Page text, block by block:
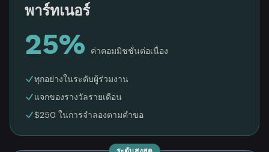
พาร์ทเนอร์
25% ค่าคอมมิชชั่นต่อเนื่อง
ทุกอย่างในระดับผู้ร่วมงาน
แจกของรางวัลรายเดือน
$250 ในการจำลองตามคำขอ